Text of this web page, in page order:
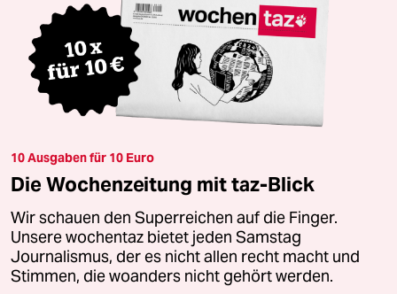
10 Ausgaben für 10 Euro
Die Wochenzeitung mit taz-Blick
Wir schauen den Superreichen auf die Finger.
Unsere wochentaz bietet jeden Samstag
Journalismus, der es nicht allen recht macht und
Stimmen, die woanders nicht gehört werden.